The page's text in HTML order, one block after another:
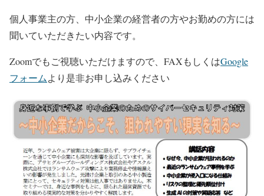
個人事業主の方、中小企業の経営者の方やお勤めの方には
聞いていただきたい内容です。
Zoomでもご視聴いただけますので、FAXもしくはGoogle
フォームより是非お申し込みください